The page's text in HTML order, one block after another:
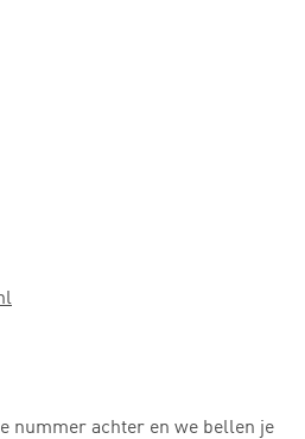
nummer achter en we bellen je